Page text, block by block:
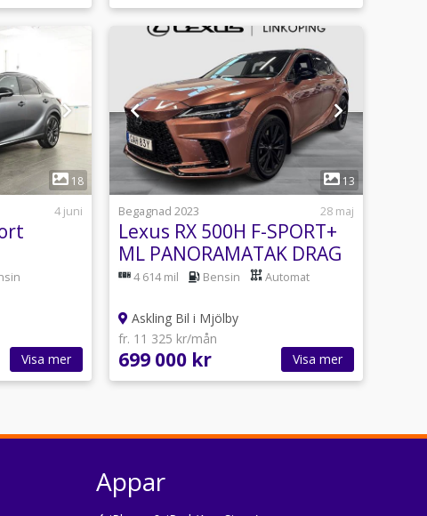
18
4 juni
Visa mer
1
13
Begagnad 2023
28 maj
Lexus RX 500H F-SPORT+
ML PANORAMATAK DRAG
HUD 360kam
4 614 mil Bensin Automat
Askling Bil i Mjölby
fr. 11 325 kr/mån
699 000 kr Visa mer
Appar